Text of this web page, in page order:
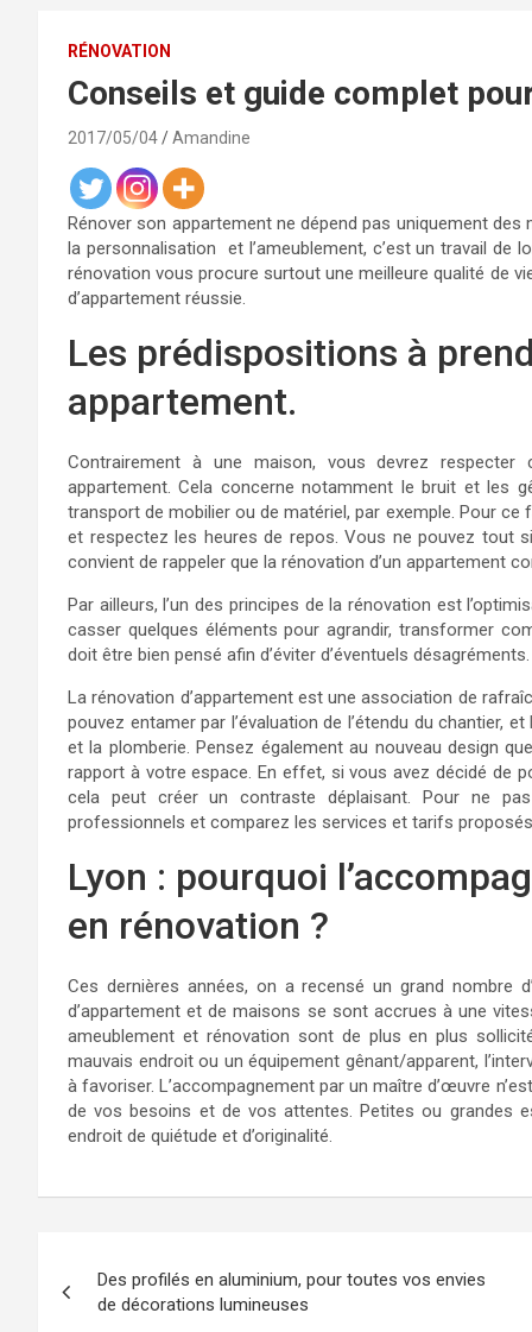
RÉNOVATION
Conseils et guide complet
2017/05/04 Amandine
Rénover son appartement ne dépend pas uniquement
la personnalisation et l’ameublement, c’est un travail de
rénovation vous procure surtout une meilleure qualité de
d’appartement réussie.
Les prédispositions à
appartement.
Contrairement à une maison, vous devrez
appartement. Cela concerne notamment le bruit et les
transport de mobilier ou de matériel, par exemple. Pour
et respectez les heures de repos. Vous ne pouvez tout
convient de rappeler que la rénovation d’un appartement
Par ailleurs, l’un des principes de la rénovation est
casser quelques éléments pour agrandir, transformer
doit être bien pensé afin d’éviter d’éventuels désagréments.
La rénovation d’appartement est une association de
pouvez entamer par l’évaluation de l’étendu du chantier,
et la plomberie. Pensez également au nouveau design
rapport à votre espace. En effet, si vous avez décidé de
cela peut créer un contraste déplaisant. Pour ne
professionnels et comparez les services et tarifs
Lyon : pourquoi
en rénovation ?
Ces dernières années, on a recensé un grand nombre
d’appartement et de maisons se sont accrues à une
ameublement et rénovation sont de plus en plus
mauvais endroit ou un équipement gênant/apparent,
à favoriser. L’accompagnement par un maître d’œuvre
de vos besoins et de vos attentes. Petites ou grandes
endroit de quiétude et d’originalité.
de
Des profilés en aluminium, pour toutes vos envies
de décorations lumineuses